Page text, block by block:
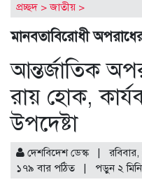
প্রচ্ছদ >জাতীয় >
মানবতাবিরোধী
আন্তর্জাতিক
রায় হোক,
উপদেষ্টা
দেশবিদেশ ডেস্ক |
১৭৯ বার পঠিত
| পড়ুন ২